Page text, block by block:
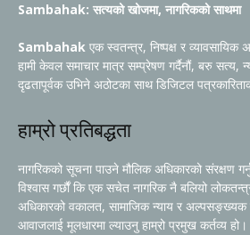
Sambahak: सत्यको खोजमा, नागरिकको साथमा
Sambahak एक स्वतन्त्र, निष्पक्ष र व्यावसायिक
हामी केवल समाचार मात्र सम्प्रेषण गर्दैनौं, बरु सत्य,
दृढतापूर्वक उभिने अठोटका साथ डिजिटल
हाम्रो प्रतिबद्धता
नागरिकको सूचना पाउने मौलिक अधिकारको संरक्षण गर्नु
विश्वास गर्छौं कि एक सचेत नागरिक नै बलियो
अधिकारको वकालत, सामाजिक न्याय र अल्पसङ्ख्यक
आवाजलाई मूलधारमा ल्याउनु हाम्रो प्रमुख कर्तव्य हो।